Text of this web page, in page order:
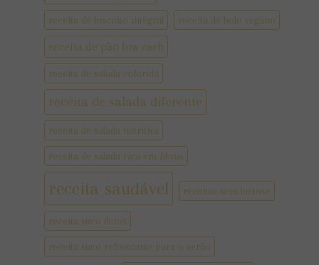
receita de biscoito integral receita de bolo vegano
receita de pão low carb
receita de salada colorida
receita de salada diferente
receita de salada nutritiva
receita de salada rica em fibras
receita saudável receitas sem lactose
receita suco detox
receita suco refrescante para o verão